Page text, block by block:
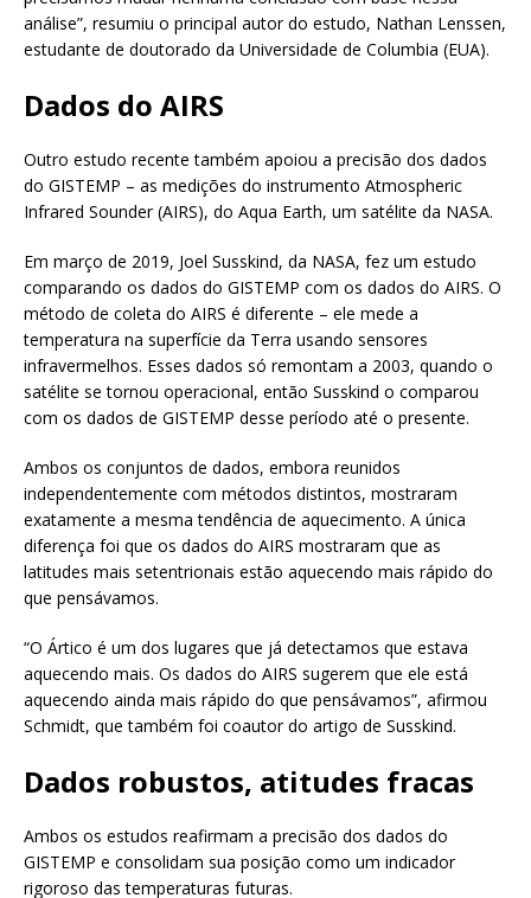
análise”, resumiu o principal autor do estudo, Nathan Lenssen,
estudante de doutorado da Universidade de Columbia (EUA).
Dados do AIRS
Outro estudo recente também apoiou a precisão dos dados
do GISTEMP – as medições do instrumento Atmospheric
Infrared Sounder (AIRS), do Aqua Earth, um satélite da NASA.
Em março de 2019, Joel Susskind, da NASA, fez um estudo
comparando os dados do GISTEMP com os dados do AIRS. O
método de coleta do AIRS é diferente – ele mede a
temperatura na superfície da Terra usando sensores
infravermelhos. Esses dados só remontam a 2003, quando o
satélite se tornou operacional, então Susskind o comparou
com os dados de GISTEMP desse período até o presente.
Ambos os conjuntos de dados, embora reunidos
independentemente com métodos distintos, mostraram
exatamente a mesma tendência de aquecimento. A única
diferença foi que os dados do AIRS mostraram que as
latitudes mais setentrionais estão aquecendo mais rápido do
que pensávamos.
“O Ártico é um dos lugares que já detectamos que estava
aquecendo mais. Os dados do AIRS sugerem que ele está
aquecendo ainda mais rápido do que pensávamos”, afirmou
Schmidt, que também foi coautor do artigo de Susskind.
Dados robustos, atitudes fracas
Ambos os estudos reafirmam a precisão dos dados do
GISTEMP e consolidam sua posição como um indicador
rigoroso das temperaturas futuras.